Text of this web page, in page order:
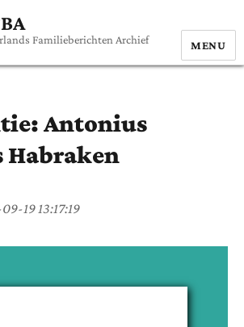
Familieberichten Archief MENU
Antonius
Habraken
19 13:17:19